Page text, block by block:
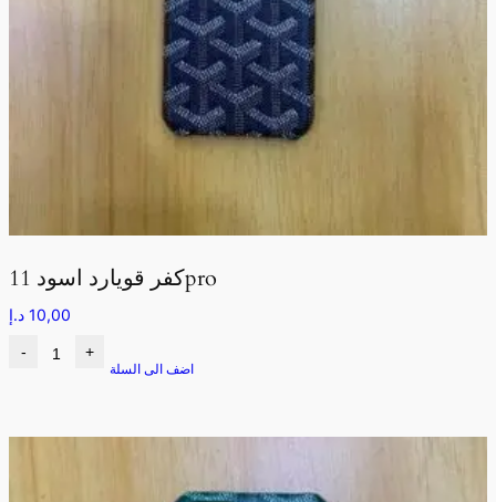
كفر قويارد اسود 11pro
10,00 د.إ
- +
اضف الى السلة